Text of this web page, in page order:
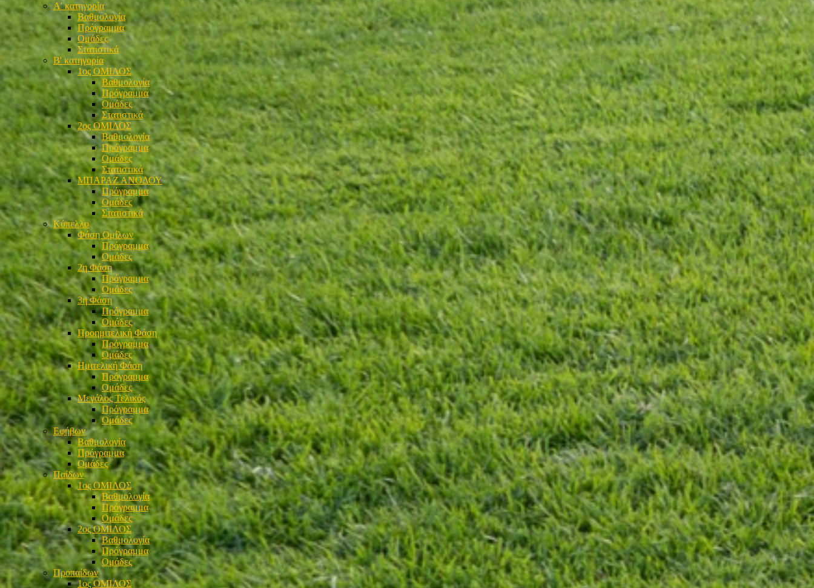
Α' κατηγορία
Βαθμολογία
Πρόγραμμα
Ομάδες
Στατιστικά
Β' κατηγορία
1ος ΟΜΙΛΟΣ
Βαθμολογία
Πρόγραμμα
Ομάδες
Στατιστικά
2ος ΟΜΙΛΟΣ
Βαθμολογία
Πρόγραμμα
Ομάδες
Στατιστικά
ΜΠΑΡΑΖ ΑΝΟΔΟΥ
Πρόγραμμα
Ομάδες
Στατιστικά
Κύπελλο
Φάση Ομίλων
Πρόγραμμα
Ομάδες
2η Φάση
Πρόγραμμα
Ομάδες
3η Φάση
Πρόγραμμα
Ομάδες
Προημιτελική Φάση
Πρόγραμμα
Ομάδες
Ημιτελική Φάση
Πρόγραμμα
Ομάδες
Μεγάλος Τελικός
Πρόγραμμα
Ομάδες
Εφήβων
Βαθμολογία
Πρόγραμμα
Ομάδες
Παίδων
1ος ΟΜΙΛΟΣ
Βαθμολογία
Πρόγραμμα
Ομάδες
2ος ΟΜΙΛΟΣ
Βαθμολογία
Πρόγραμμα
Ομάδες
Προπαίδων
1ος ΟΜΙΛΟΣ